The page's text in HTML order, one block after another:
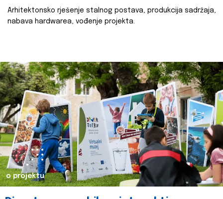
Arhitektonsko rješenje stalnog postava, produkcija sadržaja,
nabava hardwarea, vođenje projekta.
o projektu